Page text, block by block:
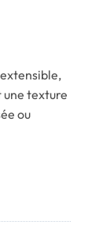
une texture
ou